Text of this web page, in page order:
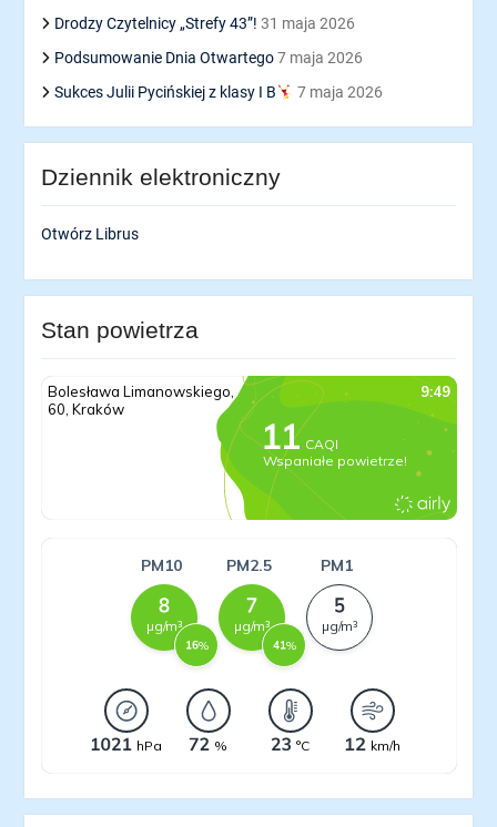
Drodzy Czytelnicy „Strefy 43”! 31 maja 2026
Podsumowanie Dnia Otwartego 7 maja 2026
Sukces Julii Pycińskiej z klasy I B
7 maja 2026
Dziennik elektroniczny
Otwórz Librus
Stan powietrza